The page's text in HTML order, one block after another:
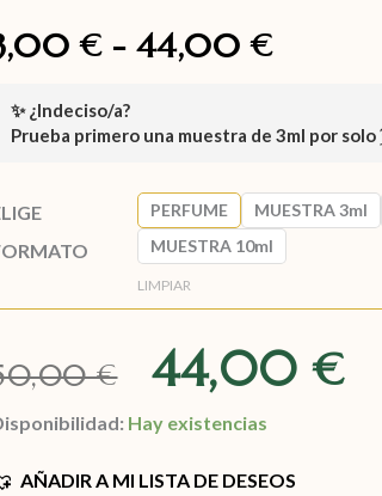
€ - 44,00€
✨¿Indeciso/a?
Prueba primero una muestra de 3ml por solo
PERFUME MUESTRA 3ml
MUESTRA 10ml
LIMPIAR
€ 44,00€
Hay existencias
AÑADIR A MI LISTA DE DESEOS